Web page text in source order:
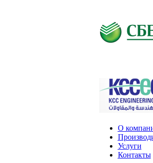
О
Услуги
Контакты